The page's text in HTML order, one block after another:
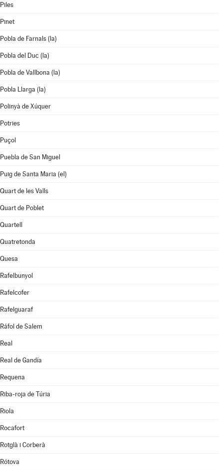
Piles
Pinet
Pobla de Farnals (la)
Pobla del Duc (la)
Pobla de Vallbona (la)
Pobla Llarga (la)
Polinyà de Xúquer
Potries
Puçol
Puebla de San Miguel
Puig de Santa Maria (el)
Quart de les Valls
Quart de Poblet
Quartell
Quatretonda
Quesa
Rafelbunyol
Rafelcofer
Rafelguaraf
Ráfol de Salem
Real
Real de Gandía
Requena
Riba-roja de Túria
Riola
Rocafort
Rotglà i Corberà
Rótova